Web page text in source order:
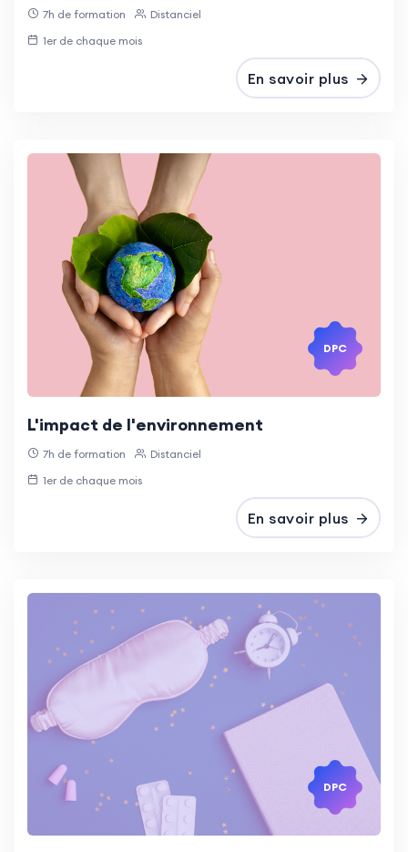
7h de formation
Distanciel
1er de chaque mois
En savoir plus
DPC
L'impact de l'environnement
7h de formation
Distanciel
1er de chaque mois
En savoir plus
DPC